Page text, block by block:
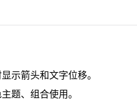
示箭头和文字位移。
题、组合使用。